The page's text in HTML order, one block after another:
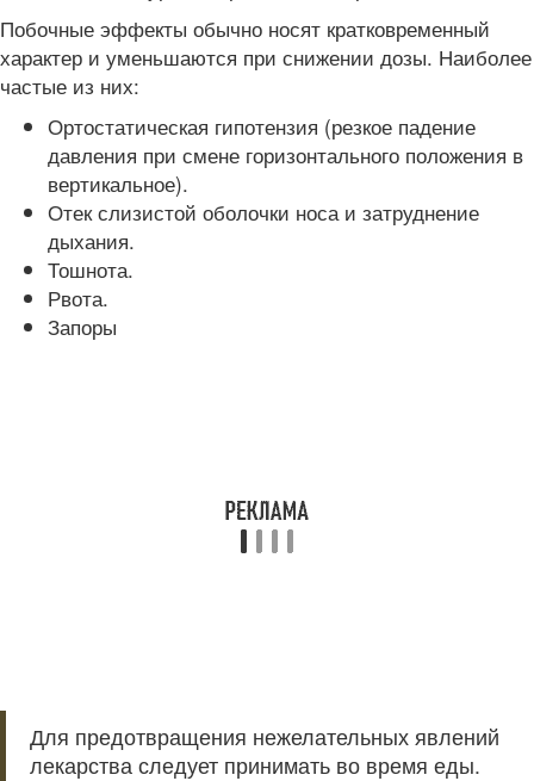
Побочные эффекты обычно носят кратковременный
характер и уменьшаются при снижении дозы. Наиболее
частые из них:
Ортостатическая гипотензия (резкое падение
давления при смене горизонтального положения в
вертикальное).
Отек слизистой оболочки носа и затруднение
дыхания.
Тошнота.
Рвота.
Запоры
Для предотвращения нежелательных явлений
лекарства следует принимать во время еды.